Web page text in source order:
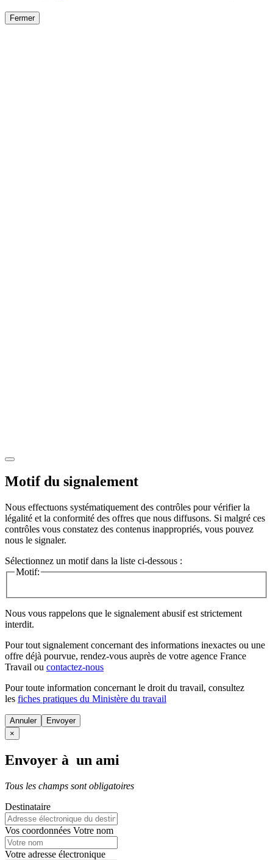
Fermer
Motif du signalement
Nous effectuons systématiquement des contrôles pour vérifier la
légalité et la conformité des offres que nous diffusons. Si malgré ces
contrôles vous constatez des contenus inappropriés, vous pouvez
nous le signaler.
Sélectionnez un motif dans la liste ci-dessous :
Motif:
Nous vous rappelons que le signalement abusif est strictement
interdit.
Pour tout signalement concernant des informations inexactes ou une
offre déjà pourvue, rendez-vous auprès de votre agence France
Travail ou contactez-nous
Pour toute information concernant le droit du travail, consultez
les fiches pratiques du Ministère du travail
Annuler
×
Envoyer à un ami
Tous les champs sont obligatoires
Destinataire
Vos coordonnées Votre nom
Votre adresse électronique